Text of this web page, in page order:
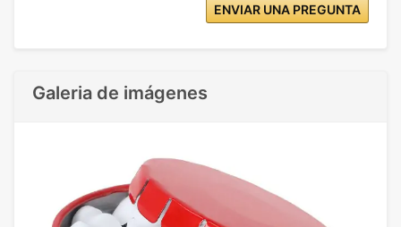
ENVIAR UNA PREGUNTA
Galeria de imágenes